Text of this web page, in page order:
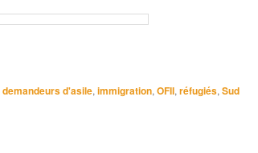
demandeurs d'asile, immigration, OFII, réfugiés, Sud